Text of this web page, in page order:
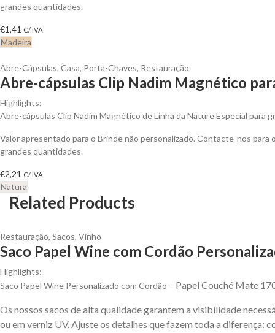
grandes quantidades.
€1,41 C/ IVA
Madeira
Abre-Cápsulas, Casa, Porta-Chaves, Restauração
Abre-cápsulas Clip Nadim Magnético
Highlights:
Abre-cápsulas Clip Nadim Magnético de Linha da Nature Especial para
Valor apresentado para o Brinde não personalizado. Contacte-nos
grandes quantidades.
€2,21 C/ IVA
Natura
Related Products
Restauração, Sacos, Vinho
Saco Papel Wine com Cordão
Highlights:
Saco Papel Wine Personalizado com Cordão – Papel Couché Mate
Os nossos sacos de alta qualidade garantem a visibilidade
ou em verniz UV. Ajuste os detalhes que fazem toda a diferença: